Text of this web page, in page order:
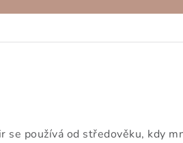
používá od středověku, kdy